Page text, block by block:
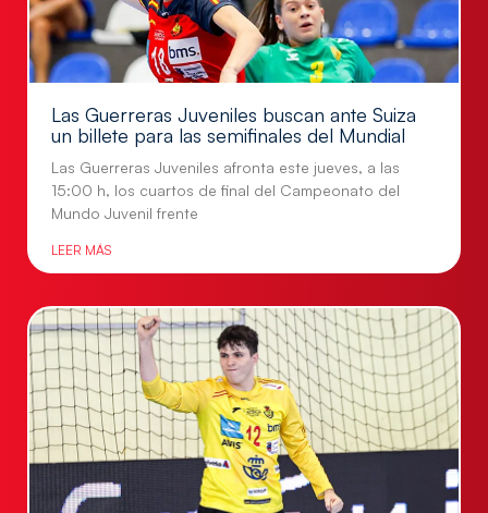
Las Guerreras Juveniles buscan ante Suiza
un billete para las semifinales del Mundial
Las Guerreras Juveniles afronta este jueves, a las
15:00 h, los cuartos de final del Campeonato del
Mundo Juvenil frente
LEER MÁS